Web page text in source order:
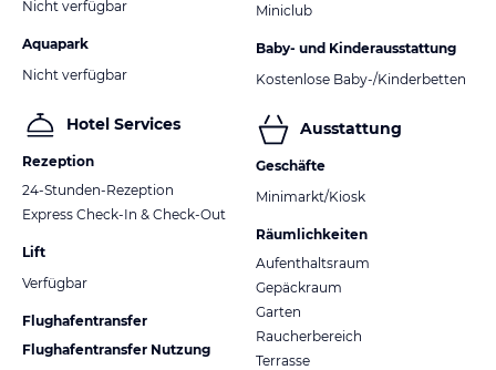
Nicht verfügbar
Aquapark
Nicht verfügbar
Hotel Services
Rezeption
24-Stunden-Rezeption
Express Check-In & Check-Out
Lift
Verfügbar
Flughafentransfer
Flughafentransfer Nutzung
Miniclub
Baby- und Kinderausstattung
Kostenlose Baby-/Kinderbetten
Ausstattung
Geschäfte
Minimarkt/Kiosk
Räumlichkeiten
Aufenthaltsraum
Gepäckraum
Garten
Raucherbereich
Terrasse